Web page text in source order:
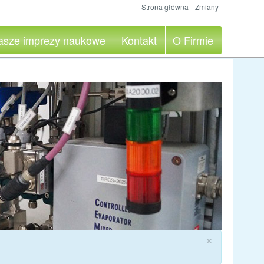
Strona główna Zmiany
imprezy naukowe Kontakt O Firmie
×